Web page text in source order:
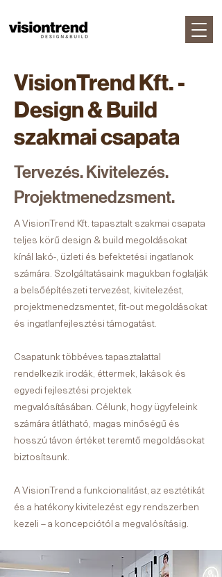
VisionTrend Kft. -
Design & Build
szakmai csapata
Tervezés. Kivitelezés.
Projektmenedzsment.
A VisionTrend Kft. tapasztalt szakmai csapata
teljes körű design & build megoldásokat
kínál lakó-, üzleti és befektetési ingatlanok
számára. Szolgáltatásaink magukban foglalják
a belsőépítészeti tervezést, kivitelezést,
projektmenedzsmentet, fit-out megoldásokat
és ingatlanfejlesztési támogatást.
Csapatunk többéves tapasztalattal
rendelkezik irodák, éttermek, lakások és
egyedi fejlesztési projektek
megvalósításában. Célunk, hogy ügyfeleink
számára átlátható, magas minőségű és
hosszú távon értéket teremtő megoldásokat
biztosítsunk.
A VisionTrend a funkcionalitást, az esztétikát
és a hatékony kivitelezést egy rendszerben
kezeli – a koncepciótól a megvalósításig.